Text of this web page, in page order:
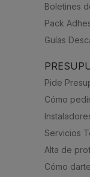
Boletines
Pack
Guías
Pide
Cómo
Servicios
Alta de
Cómo